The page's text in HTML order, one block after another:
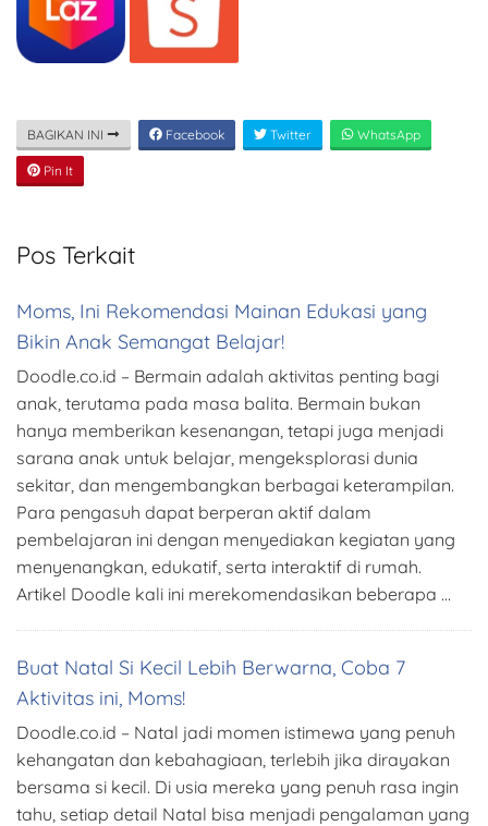
BAGIKAN INI Facebook Twitter WhatsApp
Pin It
Pos Terkait
Moms, Ini Rekomendasi Mainan Edukasi yang
Bikin Anak Semangat Belajar!
Doodle.co.id – Bermain adalah aktivitas penting bagi
anak, terutama pada masa balita. Bermain bukan
hanya memberikan kesenangan, tetapi juga menjadi
sarana anak untuk belajar, mengeksplorasi dunia
sekitar, dan mengembangkan berbagai keterampilan.
Para pengasuh dapat berperan aktif dalam
pembelajaran ini dengan menyediakan kegiatan yang
menyenangkan, edukatif, serta interaktif di rumah.
Artikel Doodle kali ini merekomendasikan beberapa …
Buat Natal Si Kecil Lebih Berwarna, Coba 7
Aktivitas ini, Moms!
Doodle.co.id – Natal jadi momen istimewa yang penuh
kehangatan dan kebahagiaan, terlebih jika dirayakan
bersama si kecil. Di usia mereka yang penuh rasa ingin
tahu, setiap detail Natal bisa menjadi pengalaman yang